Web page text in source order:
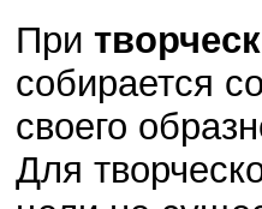
При
собирается
своего
Для